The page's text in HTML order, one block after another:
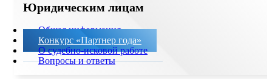
Юридическим лицам
Общая информация
Конкурс «Партнер года»
О судебно-исковой работе
Вопросы и ответы